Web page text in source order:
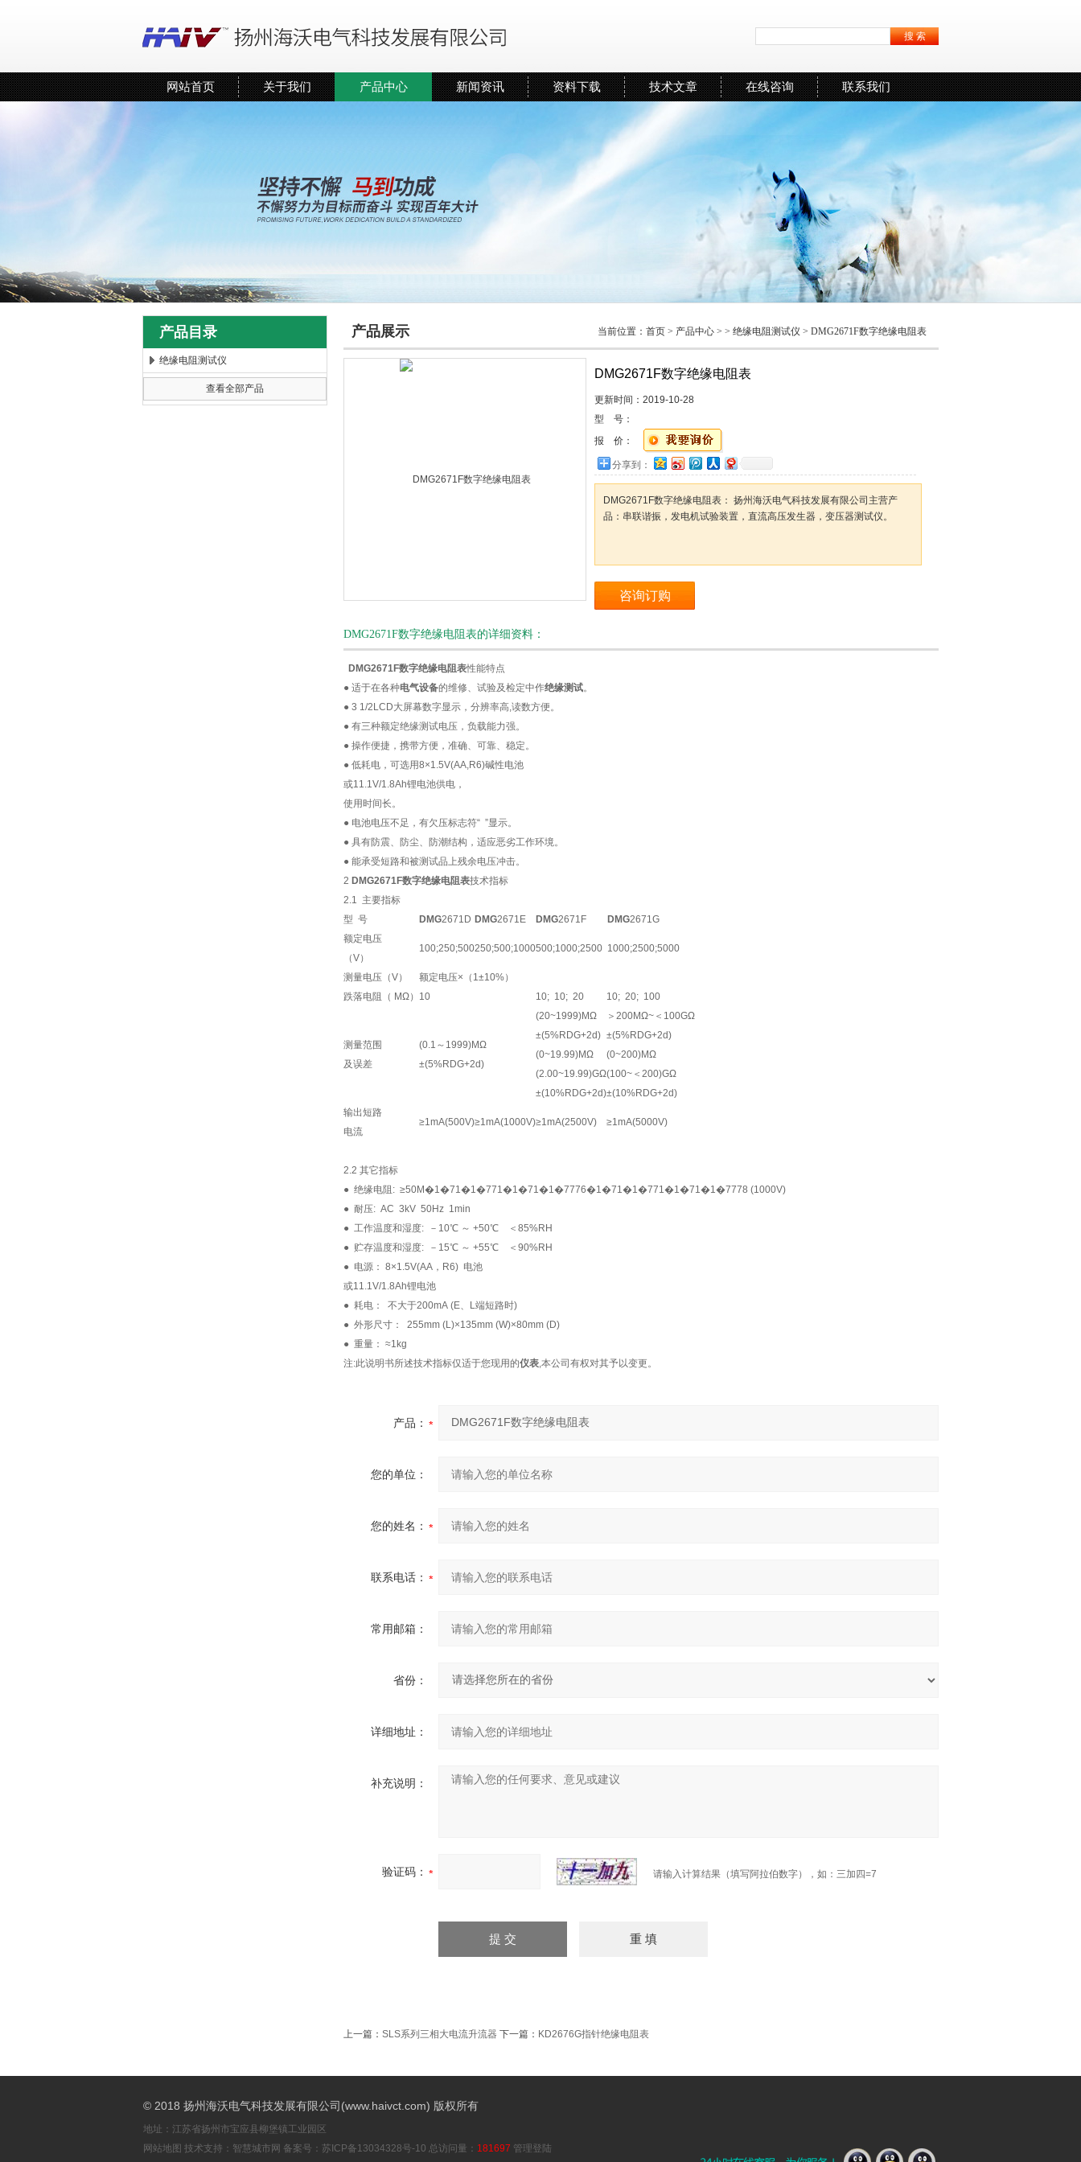
扬州海沃电气科技发展有限公司
网站首页 关于我们 产品中心 新闻资讯 资料下载 技术文章 在线咨询 联系我们
产品目录
绝缘电阻测试仪
查看全部产品
产品展示 当前位置： 首页 > 产品中心 > > 绝缘电阻测试仪 > DMG2671F数字绝缘电阻表
DMG2671F数字绝缘电阻表
更新时间： 2019-10-28
型 号：
报 价：
分享到：
DMG2671F数字绝缘电阻表： 扬州海沃电气科技发展有限公司主营产
品：串联谐振，发电机试验装置，直流高压发生器，变压器测试仪。
咨询订购
DMG2671F数字绝缘电阻表的详细资料：
DMG2671F数字绝缘电阻表性能特点
● 适于在各种电气设备的维修、试验及检定中作绝缘测试。
● 3 1/2LCD大屏幕数字显示，分辨率高,读数方便。
● 有三种额定绝缘测试电压，负载能力强。
● 操作便捷，携带方便，准确、可靠、稳定。
● 低耗电，可选用8×1.5V(AA,R6)碱性电池
或11.1V/1.8Ah锂电池供电，
使用时间长。
● 电池电压不足，有欠压标志符“ ”显示。
● 具有防震、防尘、防潮结构，适应恶劣工作环境。
● 能承受短路和被测试品上残余电压冲击。
2 DMG2671F数字绝缘电阻表技术指标
2.1 主要指标
型 号
DMG2671D DMG2671E DMG2671F DMG2671G
额定电压
（V）
100;250;500250;500;1000500;1000;2500 1000;2500;5000
测量电压（V）
额定电压×（1±10%）
跌落电阻（ MΩ） 10 10; 10; 20 10; 20; 100
测量范围
及误差
(0.1～1999)MΩ
±(5%RDG+2d)
(20~1999)MΩ
±(5%RDG+2d)
(0~19.99)MΩ
(2.00~19.99)GΩ
±(10%RDG+2d)
＞200MΩ~＜100GΩ
±(5%RDG+2d)
(0~200)MΩ
(100~＜200)GΩ
±(10%RDG+2d)
输出短路
电流
≥1mA(500V)≥1mA(1000V)≥1mA(2500V) ≥1mA(5000V)
2.2 其它指标
● 绝缘电阻: ≥50M�1�71�1�771�1�71�1�7776�1�71�1�771�1�71�1�7778 (1000V)
● 耐压: AC 3kV 50Hz 1min
● 工作温度和湿度: －10℃ ～ +50℃ ＜85%RH
● 贮存温度和湿度: －15℃ ～ +55℃ ＜90%RH
● 电源： 8×1.5V(AA，R6) 电池
或11.1V/1.8Ah锂电池
● 耗电： 不大于200mA (E、L端短路时)
● 外形尺寸： 255mm (L)×135mm (W)×80mm (D)
● 重量： ≈1kg
注:此说明书所述技术指标仅适于您现用的仪表,本公司有权对其予以变更。
产品：
您的单位：
您的姓名：
联系电话：
常用邮箱：
省份：
详细地址：
补充说明：
验证码： 请输入计算结果（填写阿拉伯数字），如：三加四=7
上一篇： SLS系列三相大电流升流器 下一篇： KD2676G指针绝缘电阻表
© 2018 扬州海沃电气科技发展有限公司(www.haivct.com) 版权所有
地址：江苏省扬州市宝应县柳堡镇工业园区
网站地图 技术支持： 智慧城市网 备案号： 苏ICP备13034328号-10 总访问量： 181697 管理登陆